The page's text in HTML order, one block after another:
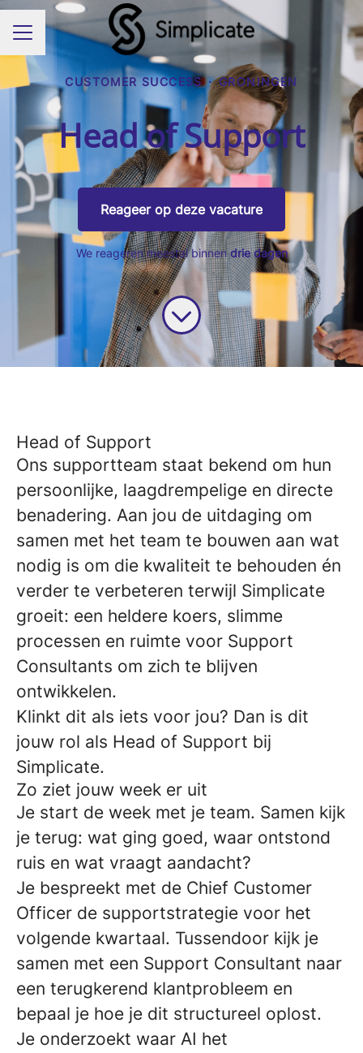
Carrièremenu
CUSTOMER SUCCESS · GRONINGEN
Head of Support
Reageer op deze vacature
We reageren meestal binnendrie dagen
Head of Support
Ons supportteam staat bekend om hun
persoonlijke, laagdrempelige en directe
benadering. Aan jou de uitdaging om
samen met het team te bouwen aan wat
nodig is om die kwaliteit te behouden én
verder te verbeteren terwijl Simplicate
groeit: een heldere koers, slimme
processen en ruimte voor Support
Consultants om zich te blijven
ontwikkelen.
Klinkt dit als iets voor jou? Dan is dit
jouw rol als Head of Support bij
Simplicate.
Zo ziet jouw week er uit
Je start de week met je team. Samen kijk
je terug: wat ging goed, waar ontstond
ruis en wat vraagt aandacht?
Je bespreekt met de Chief Customer
Officer de supportstrategie voor het
volgende kwartaal. Tussendoor kijk je
samen met een Support Consultant naar
een terugkerend klantprobleem en
bepaal je hoe je dit structureel oplost.
Je onderzoekt waar AI het